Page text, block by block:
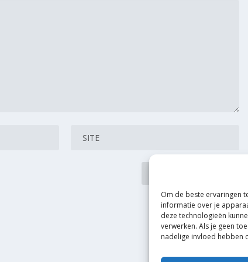
Om de beste ervaringen
informatie over je
deze technologieën
verwerken. Als je geen
nadelige invloed hebben